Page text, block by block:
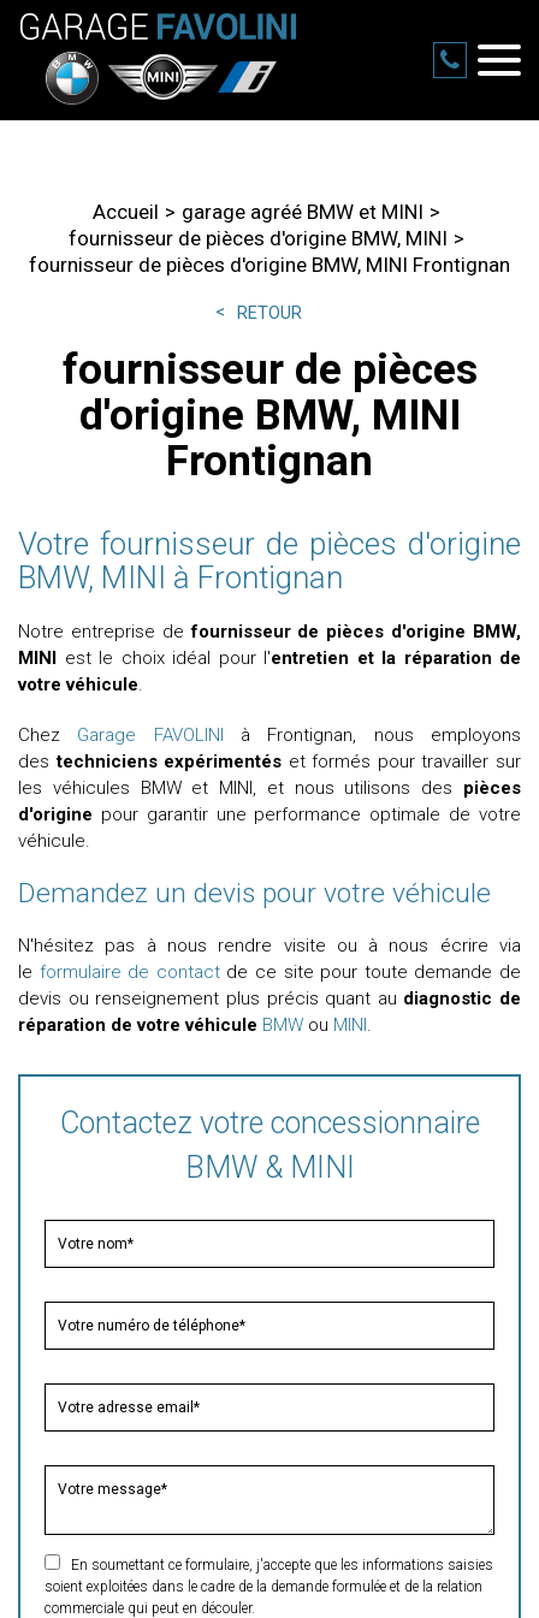
Accueil
garage agréé BMW et MINI
fournisseur de pièces d'origine BMW, MINI
fournisseur de pièces d'origine BMW, MINI Frontignan
RETOUR
fournisseur de pièces
d'origine BMW, MINI
Frontignan
Votre fournisseur de pièces d'origine
BMW, MINI à Frontignan
Notre entreprise defournisseur de pièces d'origine BMW,
MINI est le choix idéal pour l'entretien et la réparation de
votre véhicule.
Chez Garage FAVOLINI à Frontignan, nous employons
destechniciens expérimentés et formés pour travailler sur
les véhicules BMW et MINI, et nous utilisons des pièces
d'origine pour garantir une performance optimale de votre
véhicule.
Demandez un devis pour votre véhicule
N'hésitez pas à nous rendre visite ou à nous écrire via
le formulaire de contactde ce site pour toute demande de
devis ou renseignement plus précis quant au diagnostic de
réparation de votre véhicule BMW ou MINI.
Contactez votre concessionnaire
BMW & MINI
En soumettant ce formulaire, j'accepte que les informations saisies
soient exploitées dans le cadre de la demande formulée et de la relation
commerciale qui peut en découler.